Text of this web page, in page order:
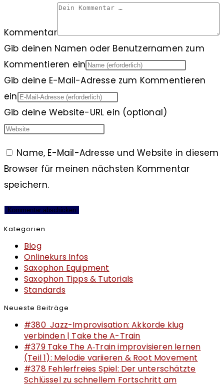
Kommentar
Gib deinen Namen oder Benutzernamen zum
Kommentieren ein
Gib deine E-Mail-Adresse zum Kommentieren
ein
Gib deine Website-URL ein (optional)
Name, E-Mail-Adresse und Website in diesem
Browser für meinen nächsten Kommentar
speichern.
Kategorien
Blog
Onlinekurs Infos
Saxophon Equipment
Saxophon Tipps & Tutorials
Standards
Neueste Beiträge
#380 Jazz-Improvisation: Akkorde klug
verbinden | Take the A-Train
#379 Take The A‑Train improvisieren lernen
(Teil 1): Melodie variieren & Root Movement
#378 Fehlerfreies Spiel: Der unterschätzte
Schlüssel zu schnellem Fortschritt am